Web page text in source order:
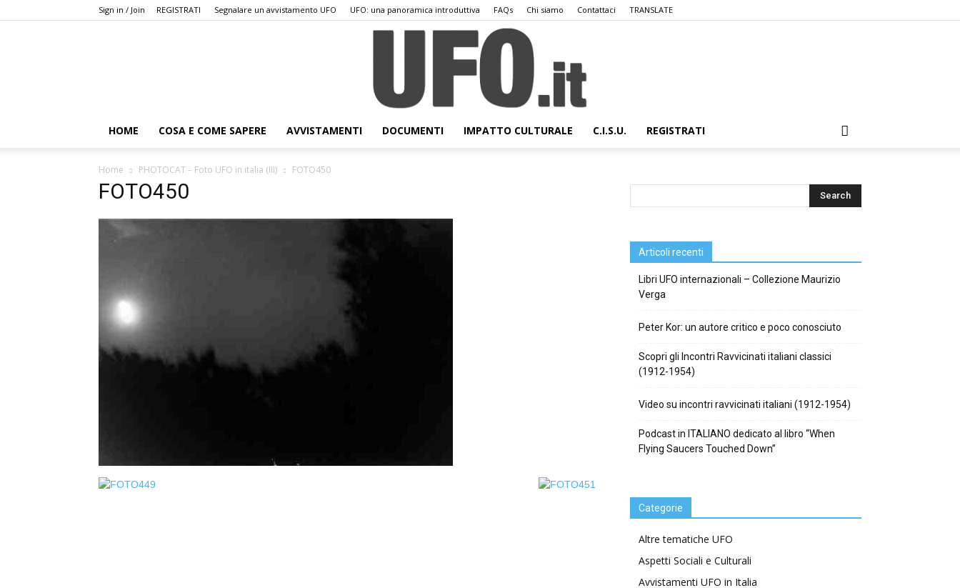
Sign in / Join REGISTRATI Segnalare un avvistamento UFO UFO: una panoramica introduttiva FAQs Chi siamo Contattaci TRANSLATE
HOME COSA E COME SAPERE AVVISTAMENTI DOCUMENTI IMPATTO CULTURALE C.I.S.U. REGISTRATI
Home PHOTOCAT – Foto UFO in italia (III) FOTO450
FOTO450
Articoli recenti
Libri UFO internazionali – Collezione Maurizio
Verga
Peter Kor: un autore critico e poco conosciuto
Scopri gli Incontri Ravvicinati italiani classici
(1912-1954)
Video su incontri ravvicinati italiani (1912-1954)
Podcast in ITALIANO dedicato al libro “When
Flying Saucers Touched Down”
Categorie
Altre tematiche UFO
Aspetti Sociali e Culturali
Avvistamenti UFO in Italia